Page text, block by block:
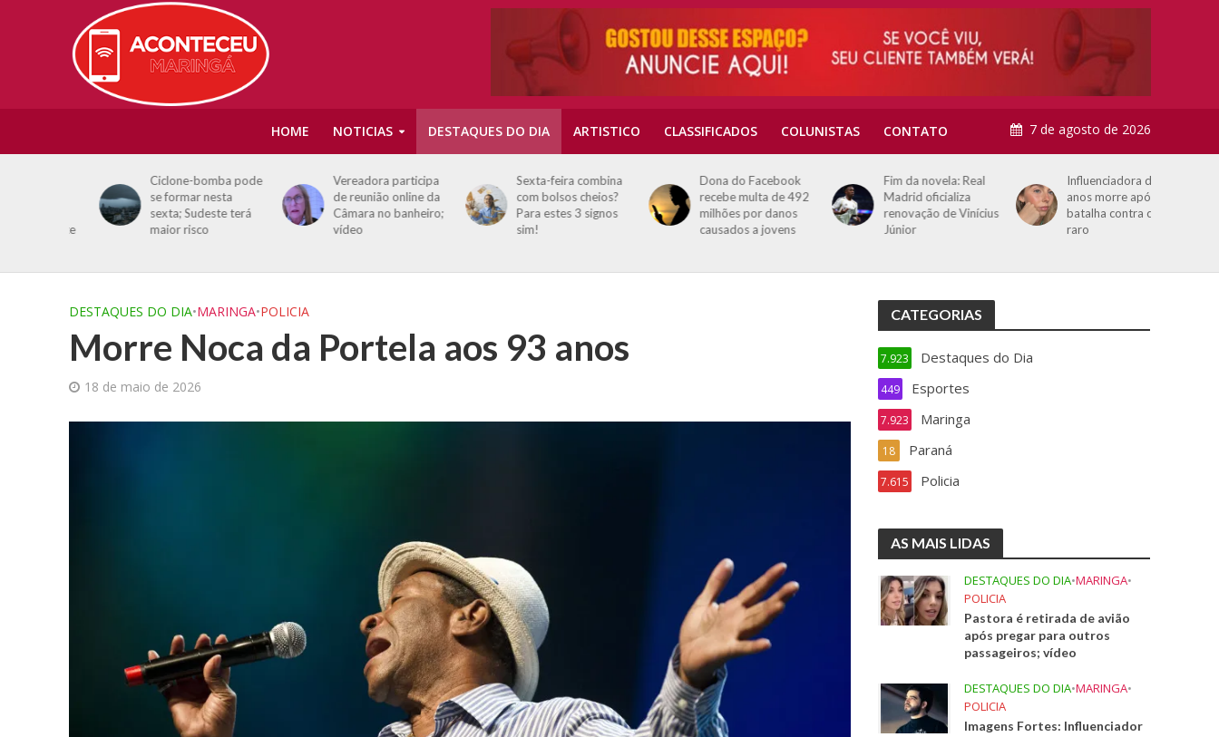
HOME NOTICIAS DESTAQUES DO DIA ARTISTICO CLASSIFICADOS COLUNISTAS CONTATO 7 de agosto de 2026
Ciclone-bomba pode
se formar nesta
sexta; Sudeste terá
maior risco
Vereadora participa
de reunião online da
Câmara no banheiro;
vídeo
Sexta-feira combina
com bolsos cheios?
Para estes 3 signos
sim!
Dona do Facebook
recebe multa de 492
milhões por danos
causados a jovens
Fim da novela: Real
Madrid oficializa
renovação de Vinícius
Júnior
Influenciadora de 26
anos morre após
batalha contra câncer
raro
DESTAQUES DO DIA•MARINGA•POLICIA
Morre Noca da Portela aos 93 anos
18 de maio de 2026
CATEGORIAS
Destaques do Dia
7.923
Esportes
449
Maringa
7.923
Paraná
18
Policia
7.615
AS MAIS LIDAS
DESTAQUES DO DIA•MARINGA•
POLICIA
Pastora é retirada de avião
após pregar para outros
passageiros; vídeo
DESTAQUES DO DIA•MARINGA•
POLICIA
Imagens Fortes: Influenciador